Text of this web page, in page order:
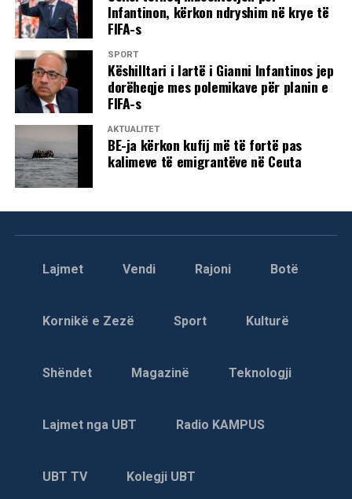
Infantinon, kërkon ndryshim në krye të
FIFA-s
SPORT
Këshilltari i lartë i Gianni Infantinos jep
dorëheqje mes polemikave për planin e
FIFA-s
AKTUALITET
BE-ja kërkon kufij më të fortë pas
kalimeve të emigrantëve në Ceuta
Lajmet Vendi Rajoni Botë
Kornikë e Zezë Sport Kulturë
Shëndet Magazinë Teknologji
Lajmet nga UBT Radio KAMPUS
UBT TV Kolegji UBT